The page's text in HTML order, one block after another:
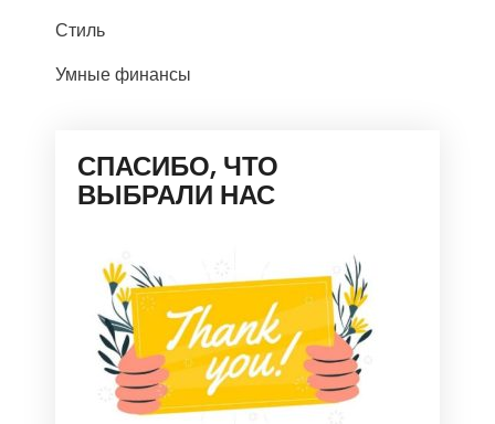
Стиль
Умные финансы
СПАСИБО, ЧТО
ВЫБРАЛИ НАС